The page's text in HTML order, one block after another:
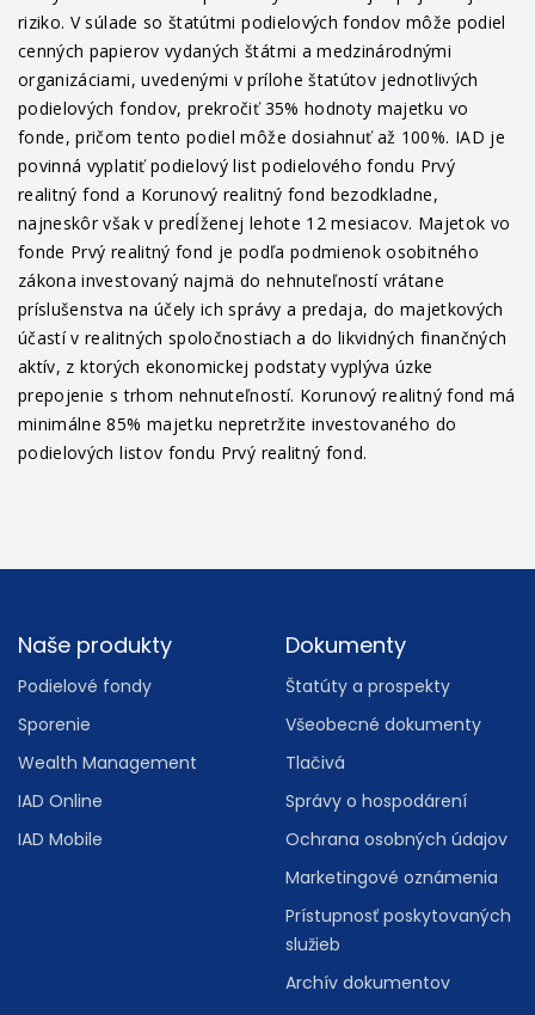
riziko. V súlade so štatútmi podielových fondov môže podiel
cenných papierov vydaných štátmi a medzinárodnými
organizáciami, uvedenými v prílohe štatútov jednotlivých
podielových fondov, prekročiť 35% hodnoty majetku vo
fonde, pričom tento podiel môže dosiahnuť až 100%. IAD je
povinná vyplatiť podielový list podielového fondu Prvý
realitný fond a Korunový realitný fond bezodkladne,
najneskôr však v predĺženej lehote 12 mesiacov. Majetok vo
fonde Prvý realitný fond je podľa podmienok osobitného
zákona investovaný najmä do nehnuteľností vrátane
príslušenstva na účely ich správy a predaja, do majetkových
účastí v realitných spoločnostiach a do likvidných finančných
aktív, z ktorých ekonomickej podstaty vyplýva úzke
prepojenie s trhom nehnuteľností. Korunový realitný fond má
minimálne 85% majetku nepretržite investovaného do
podielových listov fondu Prvý realitný fond.
Footer
Naše produkty
Podielové fondy
Sporenie
Wealth Management
IAD Online
IAD Mobile
Dokumenty
Štatúty a prospekty
Všeobecné dokumenty
Tlačivá
Správy o hospodárení
Ochrana osobných údajov
Marketingové oznámenia
Prístupnosť poskytovaných
služieb
Archív dokumentov